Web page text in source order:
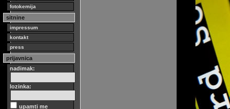
fotokemija
sitnine
impressum
kontakt
press
prijavnica
nadimak:
lozinka:
upamti me